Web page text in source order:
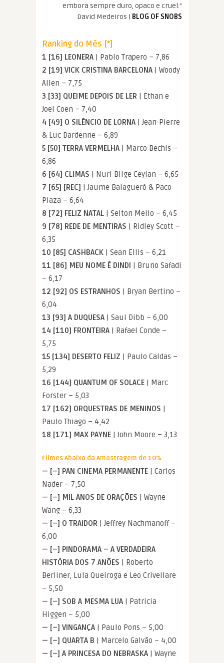
embora sempre duro, opaco e cruel.”
David Medeiros | BLOG OF SNOBS
Ranking do Mês [*]
1 [16] LEONERA | Pablo Trapero – 7,86
2 [19] VICK CRISTINA BARCELONA | Woody
Allen – 7,75
3 [33] QUEIME DEPOIS DE LER | Ethan e
Joel Coen – 7,40
4 [49] O SILÊNCIO DE LORNA | Jean-Pierre
& Luc Dardenne – 6,89
5 [50] TERRA VERMELHA | Marco Bechis –
6,86
6 [64] CLIMAS | Nuri Bilge Ceylan – 6,65
7 [65] [REC] | Jaume Balagueró & Paco
Plaza – 6,64
8 [72] FELIZ NATAL | Selton Mello – 6,45
9 [78] REDE DE MENTIRAS | Ridley Scott –
6,35
10 [85] CASHBACK | Sean Ellis – 6,21
11 [86] MEU NOME É DINDI | Bruno Safadi
– 6,17
12 [92] OS ESTRANHOS | Bryan Bertino –
6,04
13 [93] A DUQUESA | Saul Dibb – 6,00
14 [110] FRONTEIRA | Rafael Conde –
5,75
15 [134] DESERTO FELIZ | Paulo Caldas –
5,29
16 [144] QUANTUM OF SOLACE | Marc
Forster – 5,03
17 [162] ORQUESTRAS DE MENINOS |
Paulo Thiago – 4,42
18 [171] MAX PAYNE | John Moore – 3,13
Filmes Abaixo da Amostragem de 10%
— [–] PAN CINEMA PERMANENTE | Carlos
Nader – 7,50
— [–] MIL ANOS DE ORAÇÕES | Wayne
Wang – 6,33
— [–] O TRAIDOR | Jeffrey Nachmanoff –
6,00
— [–] PINDORAMA – A VERDADEIRA
HISTÓRIA DOS 7 ANÕES | Roberto
Berliner, Lula Queiroga e Leo Crivellare
– 5,50
— [–] SOB A MESMA LUA | Patricia
Higgen – 5,00
— [–] VINGANÇA | Paulo Pons – 5,00
— [–] QUARTA B | Marcelo Galvão – 4,00
— [–] A PRINCESA DO NEBRASKA | Wayne